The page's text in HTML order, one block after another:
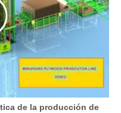
de la producción de